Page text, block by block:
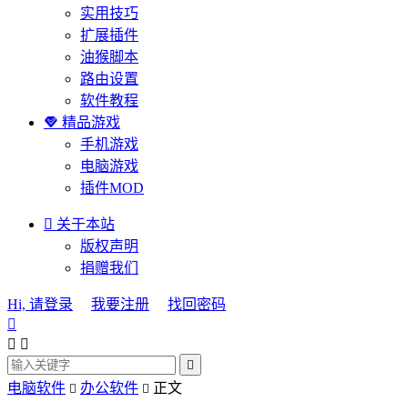
实用技巧
扩展插件
油猴脚本
路由设置
软件教程
 精品游戏
手机游戏
电脑游戏
插件MOD
 关于本站
版权声明
捐赠我们
Hi, 请登录 我要注册
找回密码

 

电脑软件  办公软件  正文